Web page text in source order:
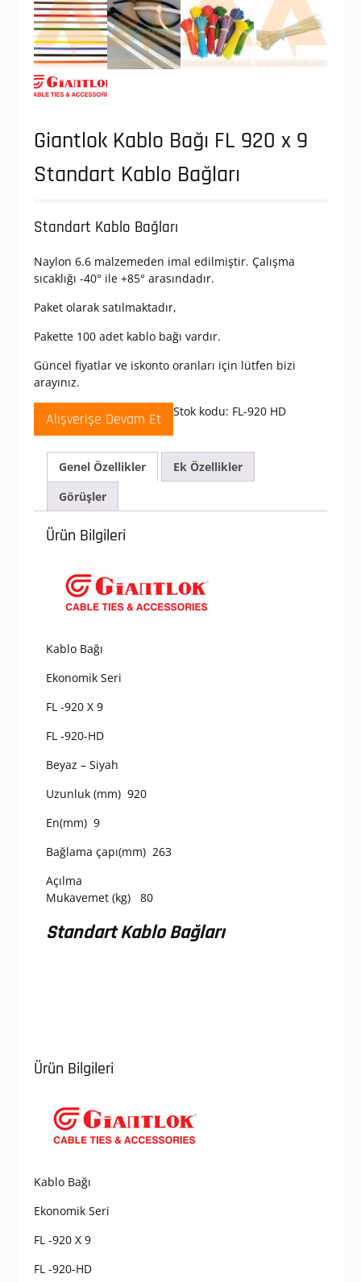
Giantlok Kablo Bağı FL 920 x 9
Standart Kablo Bağları
Standart Kablo Bağları
Naylon 6.6 malzemeden imal edilmiştir. Çalışma
sıcaklığı -40° ile +85° arasındadır.
Paket olarak satılmaktadır,
Pakette 100 adet kablo bağı vardır.
Güncel fiyatlar ve iskonto oranları için lütfen bizi
arayınız.
Alışverişe Devam Et Stok kodu: FL-920 HD
Genel Özellikler
Ek Özellikler
Görüşler
Ürün Bilgileri
Kablo Bağı
Ekonomik Seri
FL -920 X 9
FL -920-HD
Beyaz – Siyah
Uzunluk (mm) 920
En(mm) 9
Bağlama çapı(mm) 263
Açılma
Mukavemet (kg) 80
Standart Kablo Bağları
Ürün Bilgileri
Kablo Bağı
Ekonomik Seri
FL -920 X 9
FL -920-HD